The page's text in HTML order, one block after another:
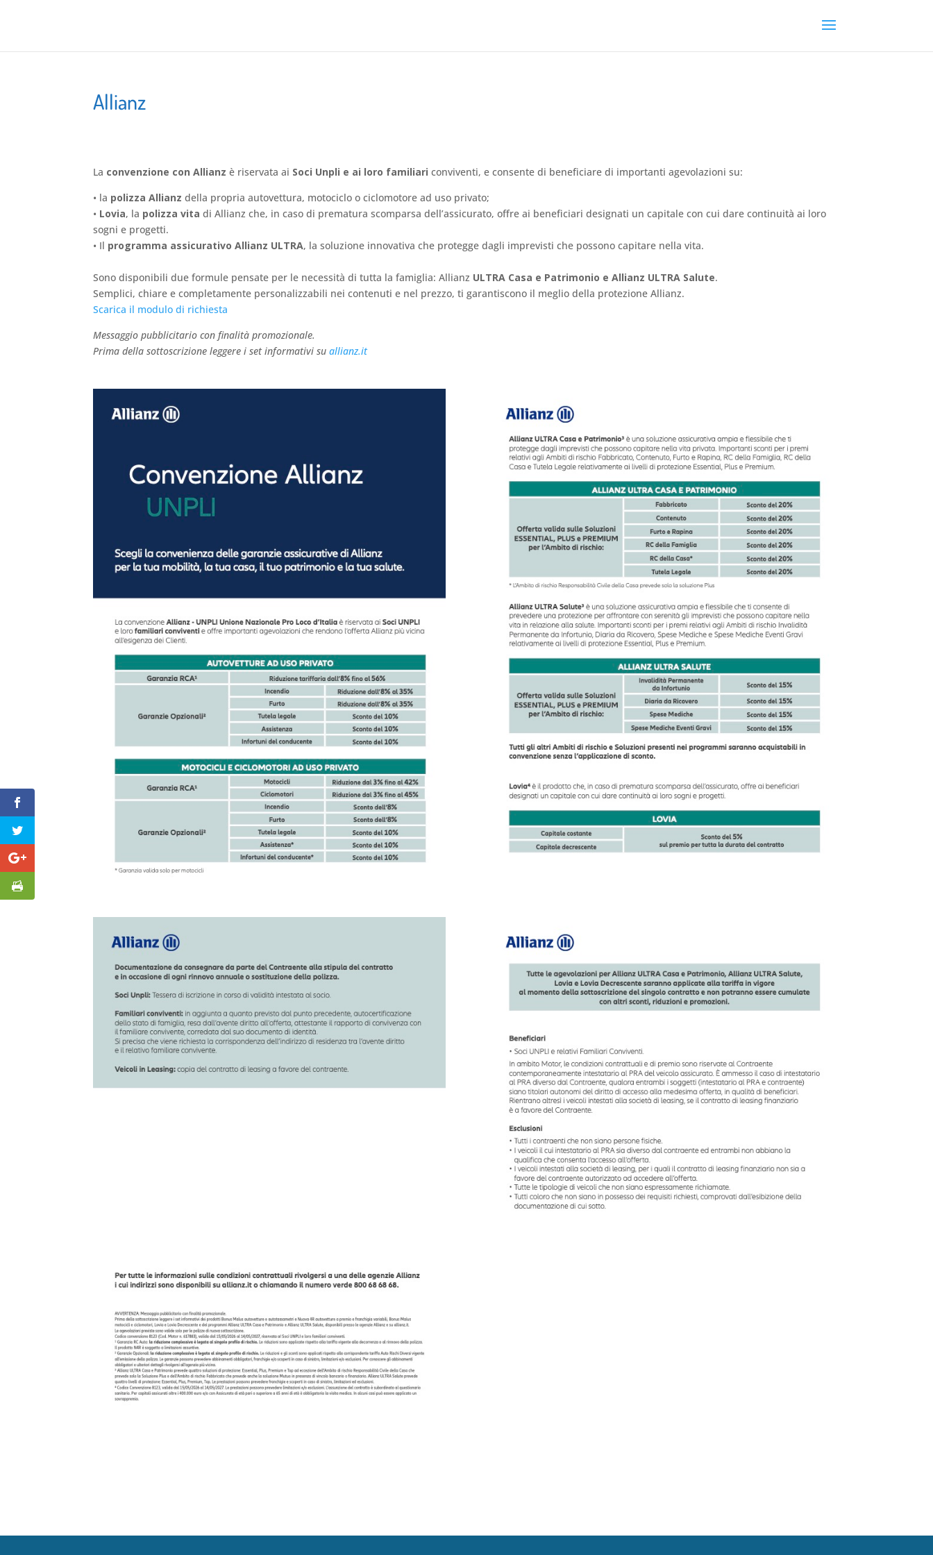
Allianz
La convenzione conAllianz è riservataai Soci Unpli e ai loro familiari conviventi, e consente di beneficiare di importanti agevolazioni su:
• la polizza Allianz della propria autovettura, motociclo o ciclomotoread uso privato;
• Lovia, la polizza vita di Allianzche, in caso di prematura scomparsa dell’assicurato, offre ai beneficiari designati un capitale con cui dare continuità ai loro
sogni e progetti.
• Il programma assicurativoAllianz ULTRA, la soluzione innovativa che protegge dagli imprevisti che possono capitare nella vita.
Sono disponibili due formule pensate per le necessità di tutta la famiglia:Allianz ULTRA Casa e Patrimonio e Allianz ULTRA Salute.
Semplici, chiare e completamente personalizzabili nei contenuti e nel prezzo, ti garantiscono il meglio della protezione Allianz.
Scarica il modulo di richiesta
Messaggio pubblicitario con finalità promozionale.
Prima della sottoscrizione leggere i set informativi suallianz.it